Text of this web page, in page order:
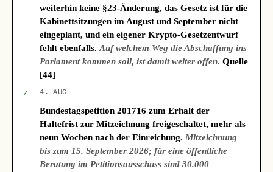
weiterhin keine §23-Änderung, das Gesetz ist für die
Kabinettsitzungen im August und September nicht
eingeplant, und ein eigener Krypto-Gesetzentwurf
fehlt ebenfalls.Auf welchem Weg die Abschaffung ins
Parlament kommen soll, ist damit weiter offen. Quelle
[44]
✓ 4. AUG
Bundestagspetition 201716 zum Erhalt der
Haltefrist zur Mitzeichnung freigeschaltet, mehr als
neun Wochen nach der Einreichung. Mitzeichnung
bis zum 15. September 2026; für eine öffentliche
Beratung im Petitionsausschuss sind 30.000